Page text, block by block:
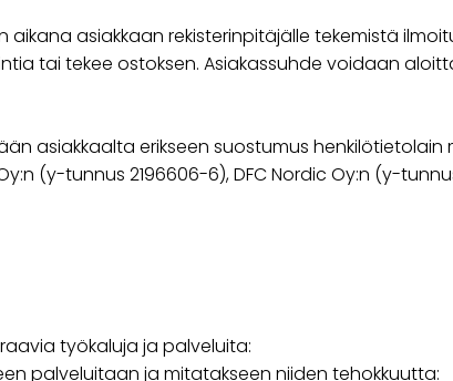
asiakkaan rekisterinpitäjälle tekemistä
tai tekee ostoksen. Asiakassuhde voidaan
asiakkaalta erikseen suostumus henkilötietolain
(y-tunnus 2196606-6), DFC Nordic Oy:n (y-
työkaluja ja palveluita:
palveluitaan ja mitatakseen niiden tehokkuutta: